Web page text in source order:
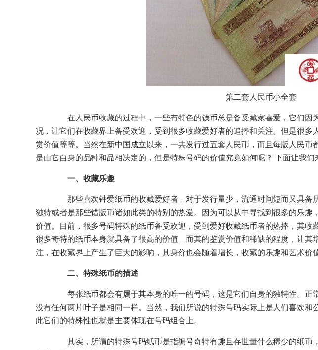
第二套人民币小全套
在人民币收藏的过程中，一些有特色的钱币总是备受藏家喜爱，它们因
况，让它们在收藏界上备受欢迎，受到很多收藏爱好者的追捧和关注。但是很多
赏价值等等。当然在新中国成立以来，一共发行过五套人民币，而且每版人民币
是由它自身的品种和品相决定的，但是特殊号码的价值究竟如何呢？ 下面让我们
一、收藏乐趣
那些喜欢钟爱纸币的收藏爱好者，对于发行量少，流通时间短而又具备
独特或者是那些错版币诸如此类的特别的热爱。因为可以从中寻找到很多的乐趣
价值。目前，很多号码特殊的纸币备受欢迎，受到爱好收藏纸币者的热捧，其收
很多奇特的纸币本身就具备了很高的价值，而其的鉴赏价值和稀缺的程度，让其
注，在收藏界上产生了巨大的影响，其身价也会随着增长，收藏的乐趣和艺术价
二、特殊纸币的描述
每张纸币都会有属于其本身的唯一的号码，这是它们自身的独特性。正
没有任何两片叶子是相同一样。当然，我们所说的特殊号码实际上是人们喜欢和
此它们的特殊性也就是主要体现在号码组合上。
其实，所谓的特殊号码纸币是指编号奇特有趣且存世量什么稀少的纸币